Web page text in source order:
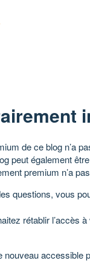
de ce blog n’a
peut également
premium n’a
questions, vous
rétablir l’accès
accessible